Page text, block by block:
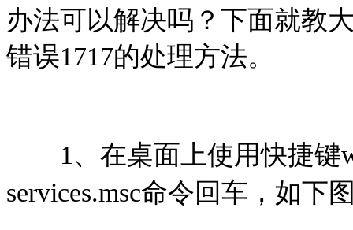
办法可以解决吗？下面就教
错误1717的处理方法。
1、在桌面上使用快捷键
services.msc命令回车，如下